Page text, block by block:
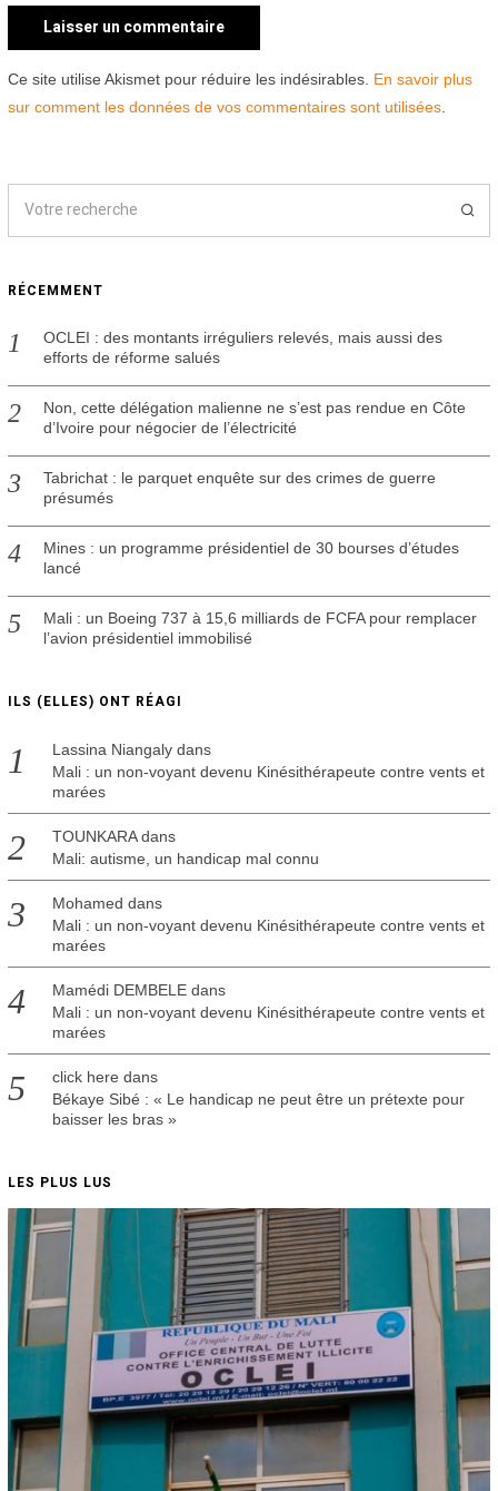
Ce site utilise Akismet pour réduire les indésirables. En savoir plus
sur comment les données de vos commentaires sont utilisées.
RÉCEMMENT
OCLEI : des montants irréguliers relevés, mais aussi des
efforts de réforme salués
Non, cette délégation malienne ne s’est pas rendue en Côte
d’Ivoire pour négocier de l’électricité
Tabrichat : le parquet enquête sur des crimes de guerre
présumés
Mines : un programme présidentiel de 30 bourses d’études
lancé
Mali : un Boeing 737 à 15,6 milliards de FCFA pour remplacer
l’avion présidentiel immobilisé
ILS (ELLES) ONT RÉAGI
Lassina Niangalydans
Mali : un non-voyant devenu Kinésithérapeute contre vents et
marées
TOUNKARAdans
Mali: autisme, un handicap mal connu
Mohamed dans
Mali : un non-voyant devenu Kinésithérapeute contre vents et
marées
Mamédi DEMBELEdans
Mali : un non-voyant devenu Kinésithérapeute contre vents et
marées
click here dans
Békaye Sibé : « Le handicap ne peut être un prétexte pour
baisser les bras »
LES PLUS LUS